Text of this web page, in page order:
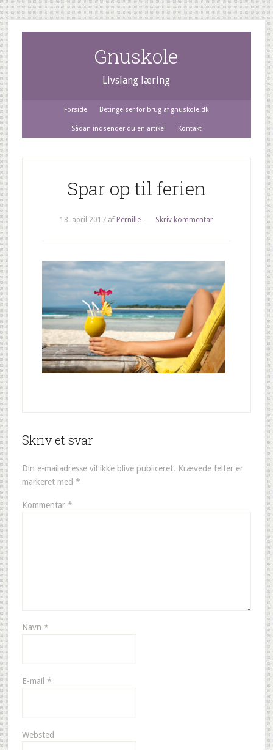
Gnuskole
Livslang læring
Forside Betingelser for brug af gnuskole.dk
Sådan indsender du en artikel Kontakt
Spar op til ferien
18. april 2017af Pernille Skriv kommentar
Skriv et svar
Din e-mailadresse vil ikke blive publiceret. Krævede felter er
markeret med *
Kommentar *
Navn *
E-mail *
Websted